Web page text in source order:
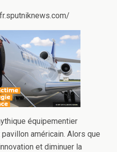
équipementier
américain. Alors que
et diminuer la